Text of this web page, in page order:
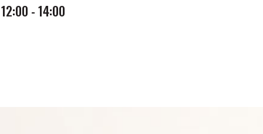
12:00 -14:00